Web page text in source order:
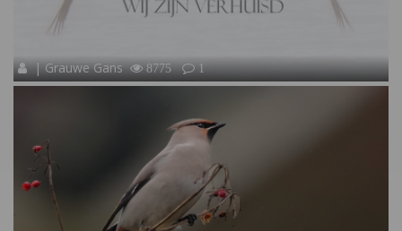
| Grauwe Gans 8775 1